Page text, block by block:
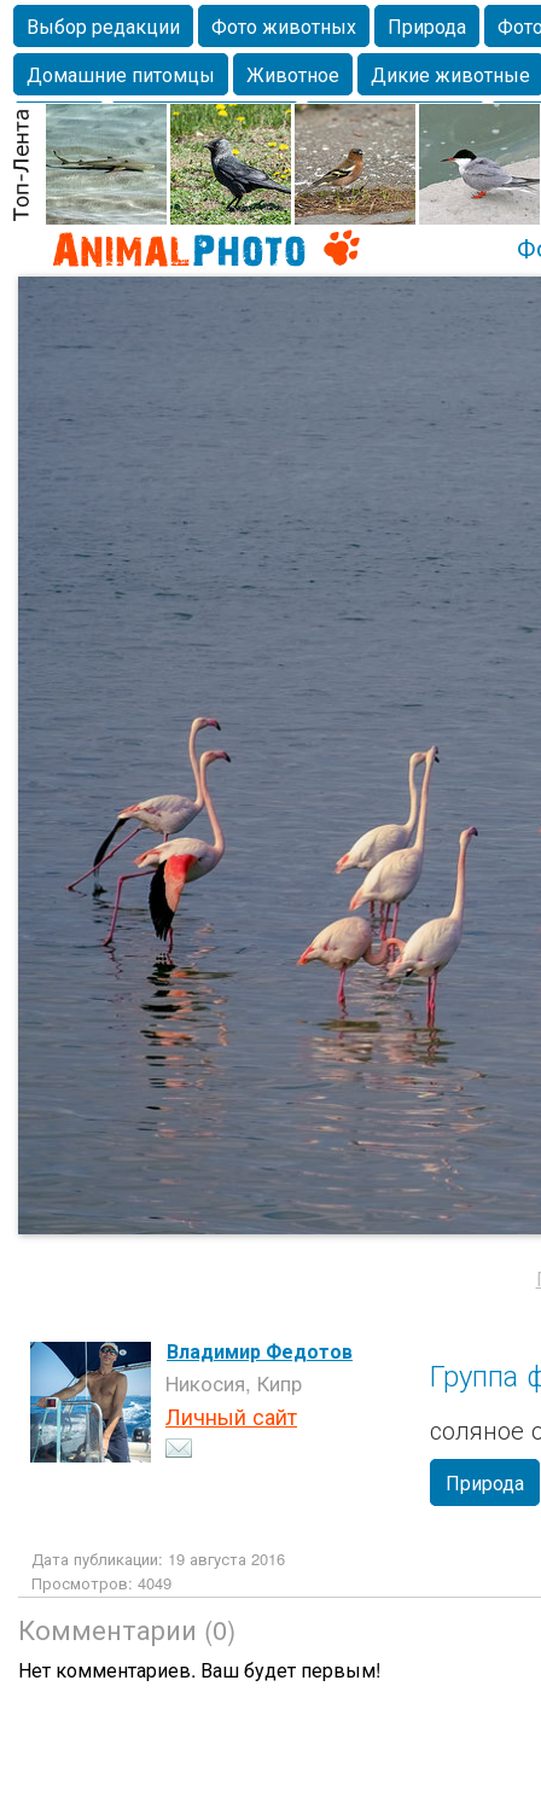
Выбор редакции Фото животных Природа
Домашние питомцы
Животное
Дикие животные
Собаки
Alexanderandronik Млекопитающие
Морда
Собачка Осень Портрет
Домашние
Насекомое
Коты Lebert Дикие птицы Утка
Владимир Федотов
Никосия, Кипр
Личный сайт
Группа
соляное
Природа
Дата публикации: 19 августа 2016
Просмотров: 4049
Комментарии (0)
Нет комментариев. Ваш будет первым!